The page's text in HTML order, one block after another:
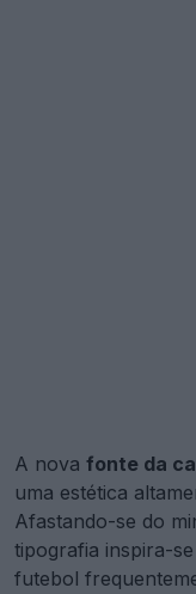
A nova fonte da
uma estética
Afastando-se do
tipografia inspira-
futebol